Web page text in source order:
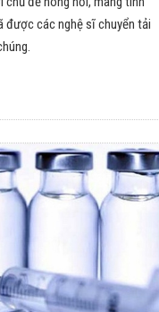
được các nghệ sĩ chuyển tải